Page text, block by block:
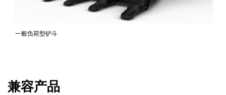
一般负荷型铲斗
兼容产品